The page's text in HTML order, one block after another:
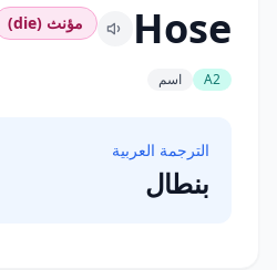
Hose مؤنث (die)
A2 اسم
الترجمة العربية
بنطال